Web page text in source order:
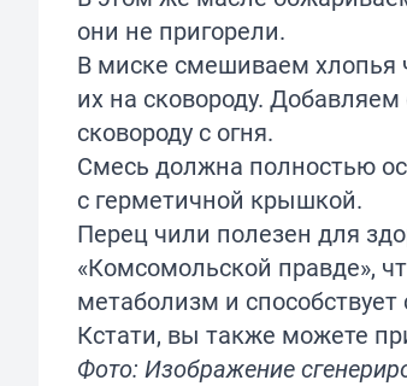
они не пригорели.
В миске смешиваем хлопья
их на сковороду.
сковороду с огня.
Смесь должна полностью
с герметичной крышкой.
Перец чили полезен для
«Комсомольской правде»,
метаболизм и
Кстати, вы также можете
Фото: Изображение